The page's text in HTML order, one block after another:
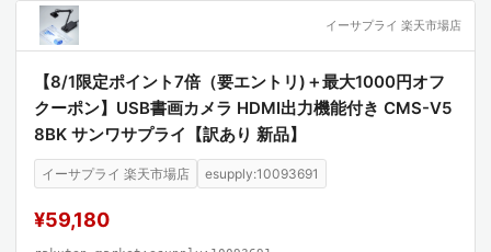
イーサプライ 楽天市場店
【8/1限定ポイント7倍（要エントリ)＋最大1000円オフ
クーポン】USB書画カメラ HDMI出力機能付き CMS-V5
8BK サンワサプライ【訳あり 新品】
イーサプライ 楽天市場店 esupply:10093691
¥59,180